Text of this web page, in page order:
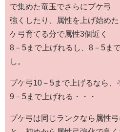
で集めた竜玉でさらにプケ弓
強くしたり、属性を上げ始め
ケ弓育てる分で属性3個近く
8－5まで上げれるし、8－5ま
し。
プケ弓10－5まで上げるなら、
9－5まで上げれる・・・
プケ弓は同じランクなら属性